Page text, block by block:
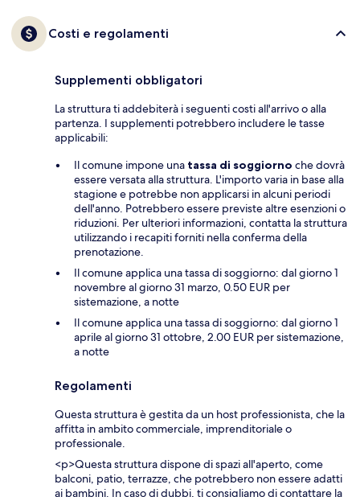
Costi e regolamenti
Supplementi obbligatori
La struttura ti addebiterà i seguenti costi all'arrivo o alla
partenza. I supplementi potrebbero includere le tasse
applicabili:
Il comune impone una tassa di soggiorno che dovrà
essere versata alla struttura. L'importo varia in base alla
stagione e potrebbe non applicarsi in alcuni periodi
dell'anno. Potrebbero essere previste altre esenzioni o
riduzioni. Per ulteriori informazioni, contatta la struttura
utilizzando i recapiti forniti nella conferma della
prenotazione.
Il comune applica una tassa di soggiorno: dal giorno 1
novembre al giorno 31 marzo, 0.50 EUR per
sistemazione, a notte
Il comune applica una tassa di soggiorno: dal giorno 1
aprile al giorno 31 ottobre, 2.00 EUR per sistemazione,
a notte
Regolamenti
Questa struttura è gestita da un host professionista, che la
affitta in ambito commerciale, imprenditoriale o
professionale.
<p>Questa struttura dispone di spazi all'aperto, come
balconi, patio, terrazze, che potrebbero non essere adatti
ai bambini. In caso di dubbi, ti consigliamo di contattare la